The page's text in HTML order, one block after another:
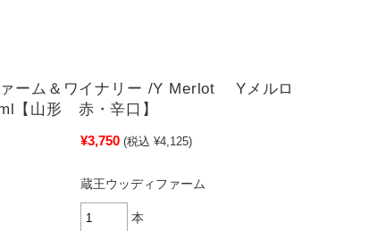
ァーム＆ワイナリー /Y Merlot Yメルロ
【山形 赤・辛口】
¥3,750 (税込 ¥4,125)
蔵王ウッディファーム
本